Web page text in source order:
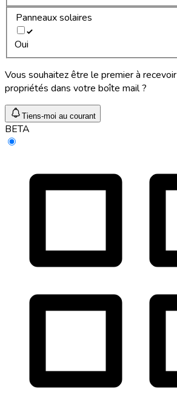
Panneaux solaires
Oui
Vous souhaitez être le premier à
propriétés dans votre boîte mail ?
Tiens-moi au courant
BETA